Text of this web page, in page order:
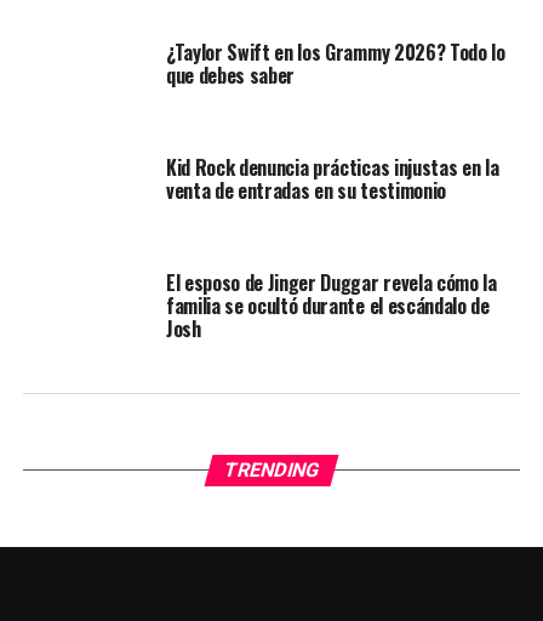
¿Taylor Swift en los Grammy 2026? Todo lo
que debes saber
Kid Rock denuncia prácticas injustas en la
venta de entradas en su testimonio
El esposo de Jinger Duggar revela cómo la
familia se ocultó durante el escándalo de
Josh
TRENDING